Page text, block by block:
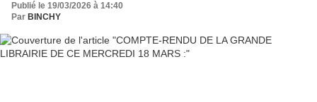
Publié le 19/03/2026 à 14:40
Par BINCHY